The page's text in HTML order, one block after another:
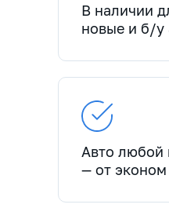
В наличии
новые и б/у
Авто любой
— от